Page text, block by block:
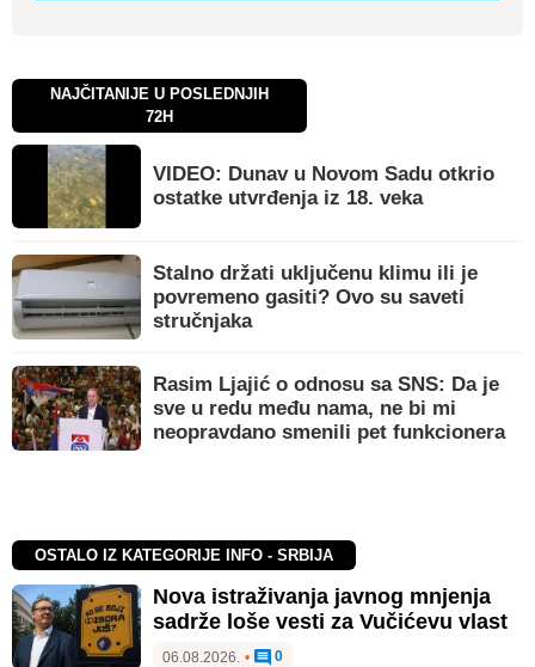
NAJČITANIJE U POSLEDNJIH
72H
VIDEO: Dunav u Novom Sadu otkrio
ostatke utvrđenja iz 18. veka
Stalno držati uključenu klimu ili je
povremeno gasiti? Ovo su saveti
stručnjaka
Rasim Ljajić o odnosu sa SNS: Da je
sve u redu među nama, ne bi mi
neopravdano smenili pet funkcionera
OSTALO IZ KATEGORIJE INFO - SRBIJA
Nova istraživanja javnog mnjenja
sadrže loše vesti za Vučićevu vlast
06.08.2026. • 0